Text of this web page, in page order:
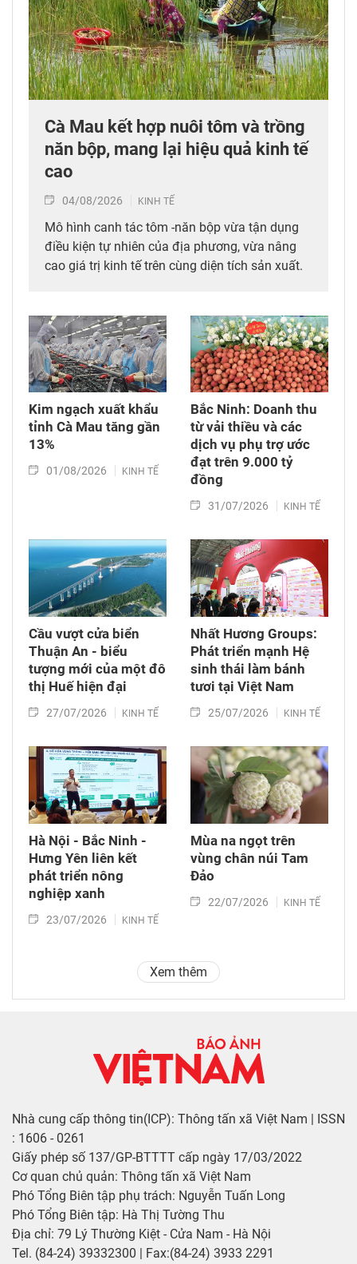
Cà Mau kết hợp nuôi tôm và trồng
năn bộp, mang lại hiệu quả kinh tế
cao
04/08/2026 KINH TẾ
Mô hình canh tác tôm -năn bộp vừa tận dụng
điều kiện tự nhiên của địa phương, vừa nâng
cao giá trị kinh tế trên cùng diện tích sản xuất.
Kim ngạch xuất khẩu
tỉnh Cà Mau tăng gần
13%
01/08/2026 KINH TẾ
Bắc Ninh: Doanh thu
từ vải thiều và các
dịch vụ phụ trợ ước
đạt trên 9.000 tỷ
đồng
31/07/2026 KINH TẾ
Cầu vượt cửa biển
Thuận An - biểu
tượng mới của một đô
thị Huế hiện đại
27/07/2026 KINH TẾ
Nhất Hương Groups:
Phát triển mạnh Hệ
sinh thái làm bánh
tươi tại Việt Nam
25/07/2026 KINH TẾ
Hà Nội - Bắc Ninh -
Hưng Yên liên kết
phát triển nông
nghiệp xanh
23/07/2026 KINH TẾ
Mùa na ngọt trên
vùng chân núi Tam
Đảo
22/07/2026 KINH TẾ
Xem thêm
Nhà cung cấp thông tin(ICP): Thông tấn xã Việt Nam | ISSN
: 1606 - 0261
Giấy phép số 137/GP-BTTTT cấp ngày 17/03/2022
Cơ quan chủ quản: Thông tấn xã Việt Nam
Phó Tổng Biên tập phụ trách: Nguyễn Tuấn Long
Phó Tổng Biên tập: Hà Thị Tường Thu
Địa chỉ: 79 Lý Thường Kiệt - Cửa Nam - Hà Nội
Tel. (84-24) 39332300 | Fax:(84-24) 3933 2291